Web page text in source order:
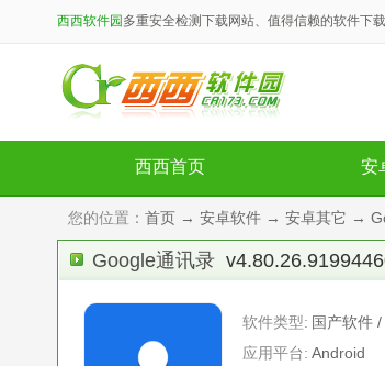
西西软件园 多重安全检测下载网站、值得信赖的软件下载
西西首页 安
您的位置： 首页 → 安卓软件 → 安卓其它 →
Google通讯录
软件类型: 国产软件
应用平台: Android